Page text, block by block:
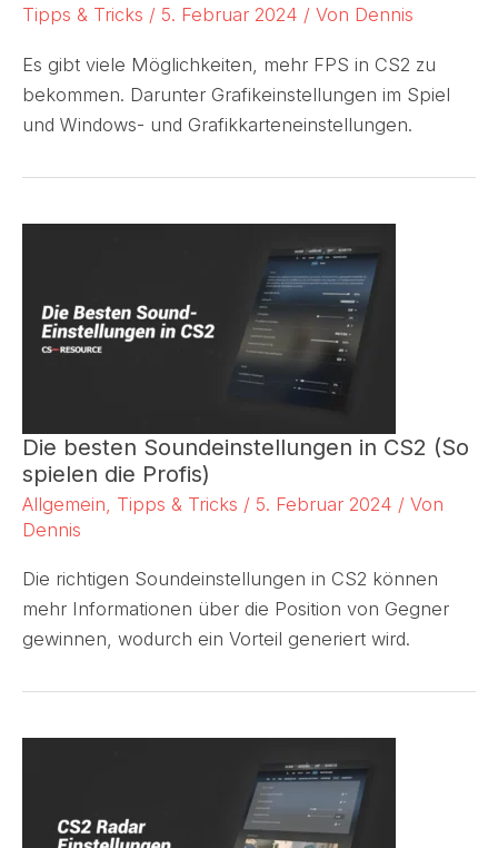
Tipps & Tricks / 5. Februar 2024 / Von Dennis
Es gibt viele Möglichkeiten, mehr FPS in CS2 zu
bekommen. Darunter Grafikeinstellungen im Spiel
und Windows- und Grafikkarteneinstellungen.
Die besten Soundeinstellungen in CS2 (So
spielen die Profis)
Allgemein Tipps & Tricks / 5. Februar 2024 / Von
Dennis
Die richtigen Soundeinstellungen in CS2 können
mehr Informationen über die Position von Gegner
gewinnen, wodurch ein Vorteil generiert wird.